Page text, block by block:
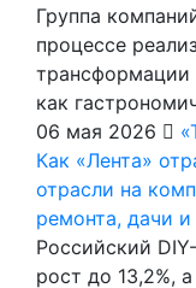
Группа
процессе
трансформации
как
06 мая 2026
Как «Лента»
отрасли на
ремонта, дачи и
Российский
рост до 13,2%,